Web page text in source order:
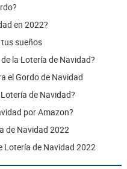
en 2022?
sueños
la Lotería de Navidad?
el Gordo de Navidad
de Navidad?
por Amazon?
de Navidad 2022
Lotería de Navidad 2022